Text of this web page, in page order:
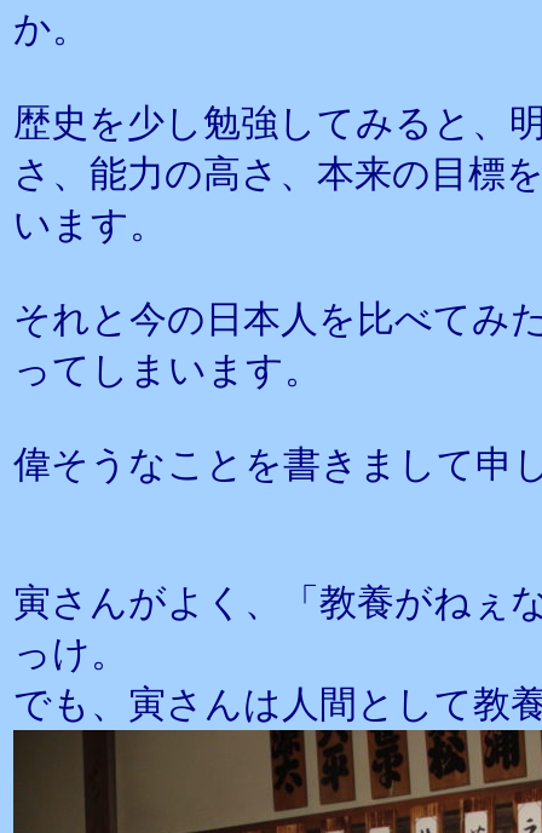
か。
歴史を少し勉強してみると、
さ、能力の高さ、本来の目標
います。
それと今の日本人を比べてみ
ってしまいます。
偉そうなことを書きまして申
寅さんがよく、「教養がねぇ
っけ。
でも、寅さんは人間として教